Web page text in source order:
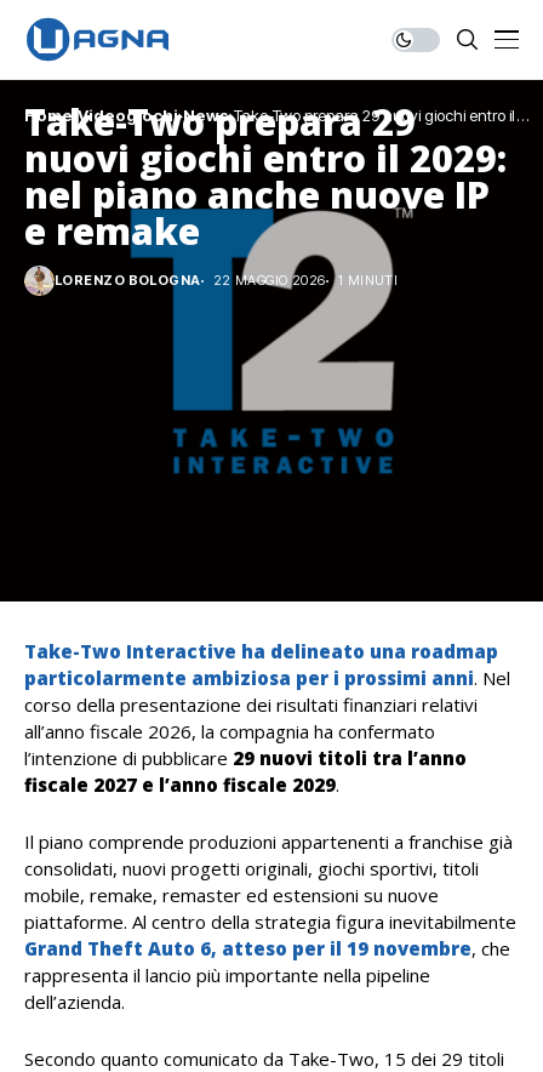
Home Videogiochi News Take-Two prepara 29 nuovi giochi entro il
2029: nel piano anche nuove IP e remake
Take-Two prepara 29
nuovi giochi entro il 2029:
nel piano anche nuove IP
e remake
LORENZO BOLOGNA 22 MAGGIO 2026 1 MINUTI
Take-Two Interactive ha delineato una roadmap
particolarmente ambiziosa per i prossimi anni. Nel
corso della presentazione dei risultati finanziari relativi
all’anno fiscale 2026, la compagnia ha confermato
l’intenzione di pubblicare 29 nuovi titoli tra l’anno
fiscale 2027 e l’anno fiscale 2029.
Il piano comprende produzioni appartenenti a franchise già
consolidati, nuovi progetti originali, giochi sportivi, titoli
mobile, remake, remaster ed estensioni su nuove
piattaforme. Al centro della strategia figura inevitabilmente
Grand Theft Auto 6, atteso per il 19 novembre, che
rappresenta il lancio più importante nella pipeline
dell’azienda.
Secondo quanto comunicato da Take-Two, 15 dei 29 titoli